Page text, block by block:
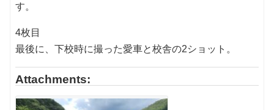
す。
4枚目
最後に、下校時に撮った愛車と校舎の2ショット。
Attachments: